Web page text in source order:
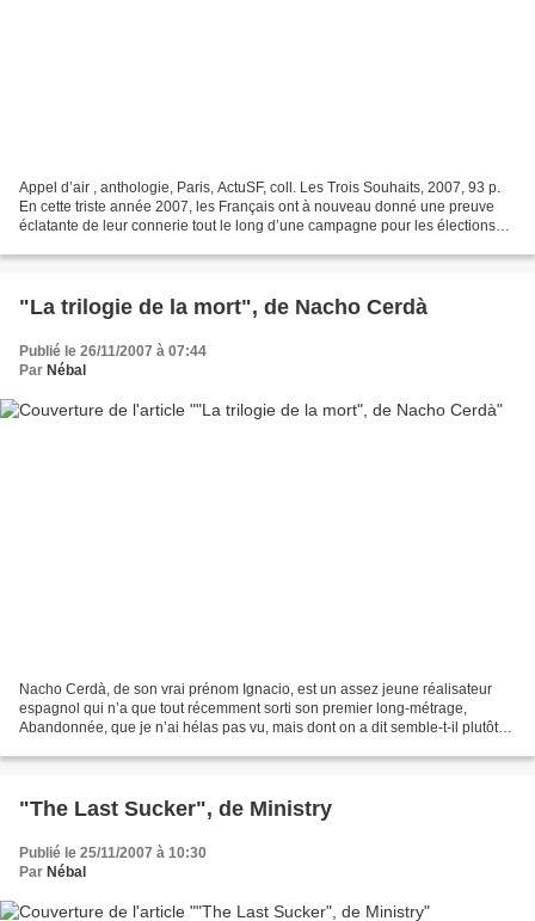
Appel d’air , anthologie, Paris, ActuSF, coll. Les Trois Souhaits, 2007, 93 p.
En cette triste année 2007, les Français ont à nouveau donné une preuve
éclatante de leur connerie tout le long d’une campagne pour les élections
"La trilogie de la mort", de Nacho Cerdà
Publié le 26/11/2007 à 07:44
Par Nébal
Nacho Cerdà, de son vrai prénom Ignacio, est un assez jeune réalisateur
espagnol qui n’a que tout récemment sorti son premier long-métrage,
Abandonnée, que je n’ai hélas pas vu, mais dont on a dit semble-t-il plutôt
"The Last Sucker", de Ministry
Publié le 25/11/2007 à 10:30
Par Nébal